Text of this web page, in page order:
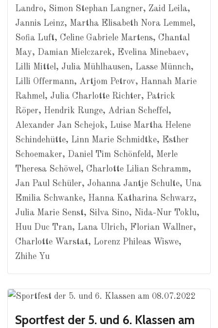
Landro, Simon Stephan Langner, Zaid Leila,
Jannis Leinz, Martha Elisabeth Nora Lemmel,
Sofia Luft, Celine Gabriele Martens, Chantal
May, Damian Mielczarek, Evelina Minebaev,
Lilli Mittel, Julia Mühlhausen, Lasse Münnch,
Lilli Offermann, Artjom Petrov, Hannah Marie
Rahmel, Julia Charlotte Richter, Patrick
Röper, Hendrik Runge, Adrian Scheffel,
Alexander Jan Schejok, Luise Martha Helene
Schindehütte, Linn Marie Schmidtke, Esther
Schoemaker, Daniel Tim Schönfeld, Merle
Theresa Schöwel, Charlotte Lilian Schramm,
Jan Paul Schüler, Johanna Jantje Schulte, Una
Emilia Schwanke, Hanna Katharina Schwarz,
Julia Marie Senst, Silva Sino, Nida-Nur Toklu,
Huu Duc Tran, Lana Ulrich, Florian Wallner,
Charlotte Warstat, Lorenz Phileas Wiswe,
Zhihe Yu
Sportfest der 5. und 6. Klassen am